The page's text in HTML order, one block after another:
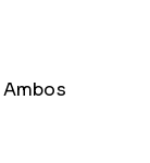
Ambos